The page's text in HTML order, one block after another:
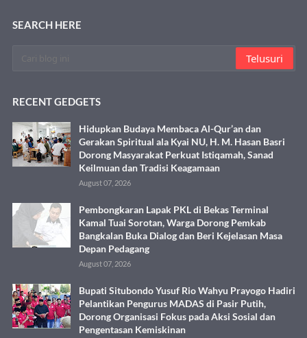
SEARCH HERE
RECENT GEDGETS
Hidupkan Budaya Membaca Al-Qur’an dan
Gerakan Spiritual ala Kyai NU, H. M. Hasan Basri
Dorong Masyarakat Perkuat Istiqamah, Sanad
Keilmuan dan Tradisi Keagamaan
August 07, 2026
Pembongkaran Lapak PKL di Bekas Terminal
Kamal Tuai Sorotan, Warga Dorong Pemkab
Bangkalan Buka Dialog dan Beri Kejelasan Masa
Depan Pedagang
August 07, 2026
Bupati Situbondo Yusuf Rio Wahyu Prayogo Hadiri
Pelantikan Pengurus MADAS di Pasir Putih,
Dorong Organisasi Fokus pada Aksi Sosial dan
Pengentasan Kemiskinan